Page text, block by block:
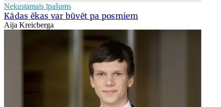
Nekustamais īpašums
Kādas ēkas var būvēt pa posmiem
Aija Kreicberga